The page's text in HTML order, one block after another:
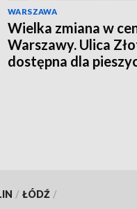
WARSZAWA
Wielka zmiana w
Warszawy. Ulica
dostępna dla
/ ŁÓDŹ /